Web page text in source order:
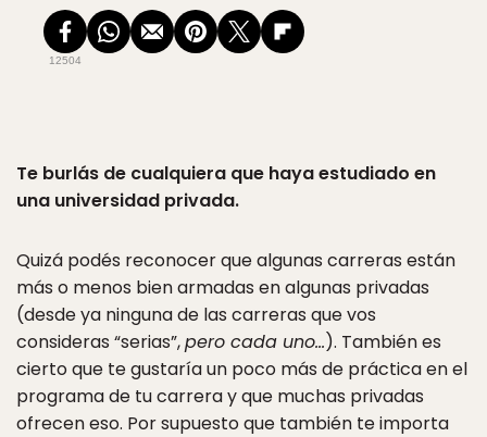
12504
Te burlás de cualquiera que haya estudiado en
una universidad privada.
Quizá podés reconocer que algunas carreras están
más o menos bien armadas en algunas privadas
(desde ya ninguna de las carreras que vos
consideras “serias”,pero cada uno…). También es
cierto que te gustaría un poco más de práctica en el
programa de tu carrera y que muchas privadas
ofrecen eso. Por supuesto que también te importa